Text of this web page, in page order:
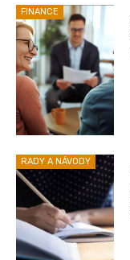
FINANCE
RADY A NÁVODY